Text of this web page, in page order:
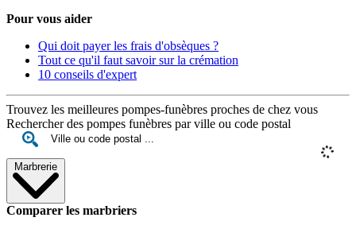
Pour vous aider
Qui doit payer les frais d'obsèques ?
Tout ce qu'il faut savoir sur la crémation
10 conseils d'expert
Trouvez les meilleures pompes-funèbres proches de chez vous
Rechercher des pompes funèbres par ville ou code postal
Marbrerie
Comparer les marbriers